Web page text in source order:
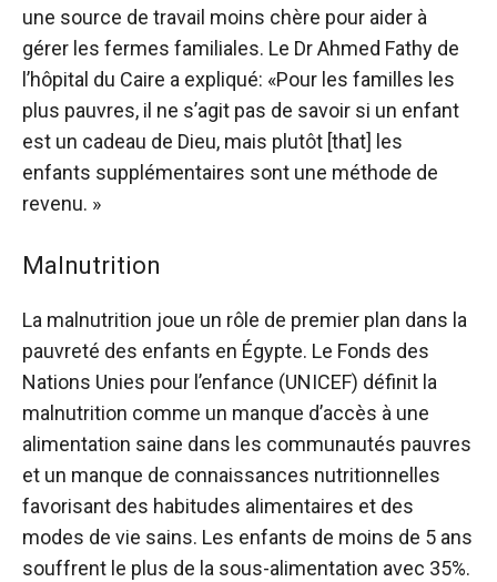
une source de travail moins chère pour aider à
gérer les fermes familiales. Le Dr Ahmed Fathy de
l’hôpital du Caire a expliqué: «Pour les familles les
plus pauvres, il ne s’agit pas de savoir si un enfant
est un cadeau de Dieu, mais plutôt [that] les
enfants supplémentaires sont une méthode de
revenu. »
Malnutrition
La malnutrition joue un rôle de premier plan dans la
pauvreté des enfants en Égypte. Le Fonds des
Nations Unies pour l’enfance (UNICEF) définit la
malnutrition comme un manque d’accès à une
alimentation saine dans les communautés pauvres
et un manque de connaissances nutritionnelles
favorisant des habitudes alimentaires et des
modes de vie sains. Les enfants de moins de 5 ans
souffrent le plus de la sous-alimentation avec 35%.